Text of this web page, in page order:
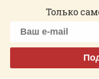
Только